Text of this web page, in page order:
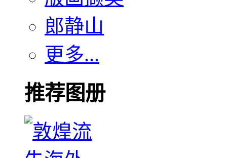
郎静山
更多...
推荐图册